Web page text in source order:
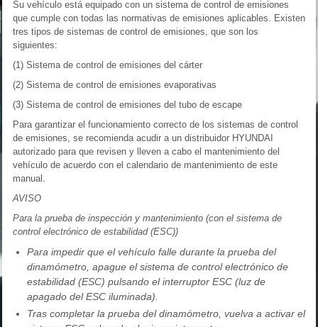
Su vehículo está equipado con un sistema de control de emisiones
que cumple con todas las normativas de emisiones aplicables. Existen
tres tipos de sistemas de control de emisiones, que son los
siguientes:
(1) Sistema de control de emisiones del cárter
(2) Sistema de control de emisiones evaporativas
(3) Sistema de control de emisiones del tubo de escape
Para garantizar el funcionamiento correcto de los sistemas de control
de emisiones, se recomienda acudir a un distribuidor HYUNDAI
autorizado para que revisen y lleven a cabo el mantenimiento del
vehículo de acuerdo con el calendario de mantenimiento de este
manual.
AVISO
Para la prueba de inspección y mantenimiento (con el sistema de
control electrónico de estabilidad (ESC))
Para impedir que el vehículo falle durante la prueba del
dinamómetro, apague el sistema de control electrónico de
estabilidad (ESC) pulsando el interruptor ESC (luz de
apagado del ESC iluminada).
Tras completar la prueba del dinamómetro, vuelva a activar el